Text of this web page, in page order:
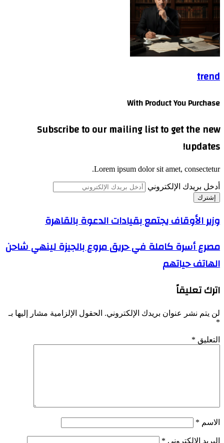
trend
With Product You Purchase
Subscribe to our mailing list to get the new
updates!
Lorem ipsum dolor sit amet, consectetur.
أدخل بريدك الإلكتروني
وزير الأوقاف يجتمع بقيادات الدعوة بالقاهرة
مصرع أسرة كاملة في حريق مروع بالجيزة لينهي شاحن
الهاتف حياتهم
اترك تعليقاً
لن يتم نشر عنوان بريدك الإلكتروني. الحقول الإلزامية مشار إليها بـ
*
التعليق *
الاسم *
البريد الإلكتروني *